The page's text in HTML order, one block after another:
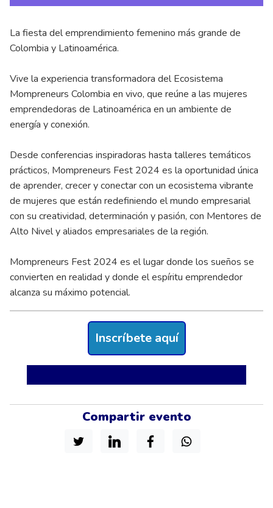
Compartir evento
La fiesta del emprendimiento femenino más grande de
Colombia y Latinoamérica.
Vive la experiencia transformadora del Ecosistema
Mompreneurs Colombia en vivo, que reúne a las mujeres
emprendedoras de Latinoamérica en un ambiente de
energía y conexión.
Desde conferencias inspiradoras hasta talleres temáticos
prácticos, Mompreneurs Fest 2024 es la oportunidad única
de aprender, crecer y conectar con un ecosistema vibrante
de mujeres que están redefiniendo el mundo empresarial
con su creatividad, determinación y pasión, con Mentores de
Alto Nivel y aliados empresariales de la región.
Mompreneurs Fest 2024 es el lugar donde los sueños se
convierten en realidad y donde el espíritu emprendedor
alcanza su máximo potencial.
Inscríbete aquí